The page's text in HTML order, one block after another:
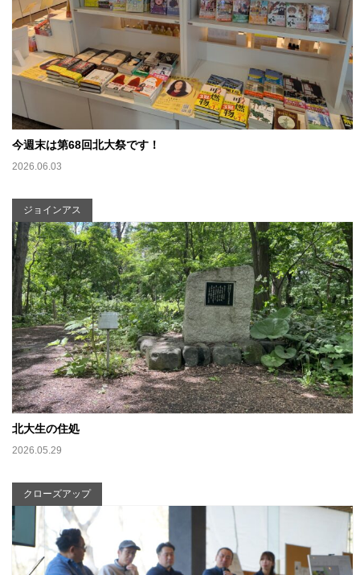
今週末は第68回北大祭です！
2026.06.03
ジョインアス
北大生の住処
2026.05.29
クローズアップ